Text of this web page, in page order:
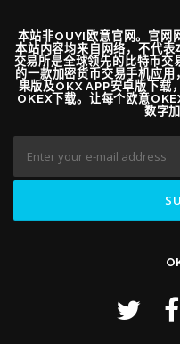
本站非OUYI欧意官网。官网
本站内容均来自网络，不代
交易所是全球领先的比特币交
的一款加密货币交易手机应
果版及OKX APP安卓版下载
OKEX下载。让每个欧意
数字